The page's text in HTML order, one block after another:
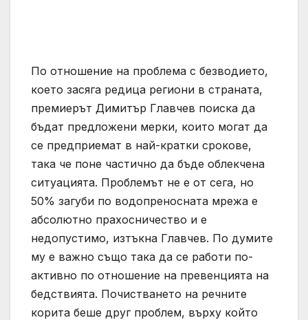
По отношение на проблема с безводието,
което засяга редица региони в страната,
премиерът Димитър Главчев поиска да
бъдат предложени мерки, които могат да
се предприемат в най-кратки срокове,
така че поне частично да бъде облекчена
ситуацията. Проблемът не е от сега, но
50% загуби по водопреносната мрежа е
абсолютно прахосничество и е
недопустимо, изтъкна Главчев. По думите
му е важно също така да се работи по-
активно по отношение на превенцията на
бедствията. Почистването на речните
корита беше друг проблем, върху който